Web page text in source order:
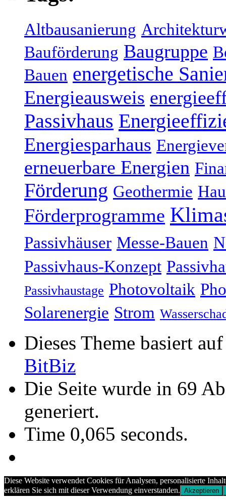
Altbausanierung
Bauförderung Baugruppe
Bauen energetische
Energieausweis
Passivhaus
Energiesparhaus
erneuerbare Energien
Förderung Geothermie
Förderprogramme
Passivhäuser Messe-Bauen
Passivhaus-Konzept
Passivhaustage Photovoltaik
Solarenergie Strom
Dieses Theme basiert
BitBiz
Die Seite wurde in 69
generiert.
Time 0,065 seconds.
Diese Website verwendet Cookies für Analysen, personalisierte
erklären Sie sich mit dieser Verwendung einverstanden. Akzeptieren